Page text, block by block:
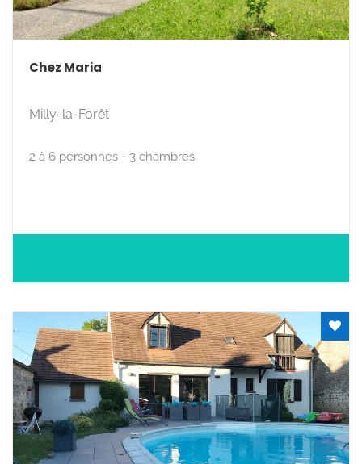
Chez Maria
Milly-la-Forêt
2 à 6 personnes - 3 chambres